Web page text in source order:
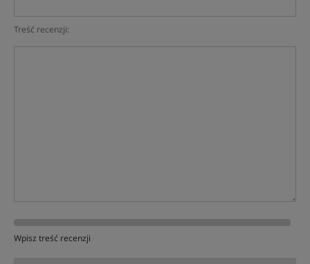
Treść recenzji:
Wpisz treść recenzji